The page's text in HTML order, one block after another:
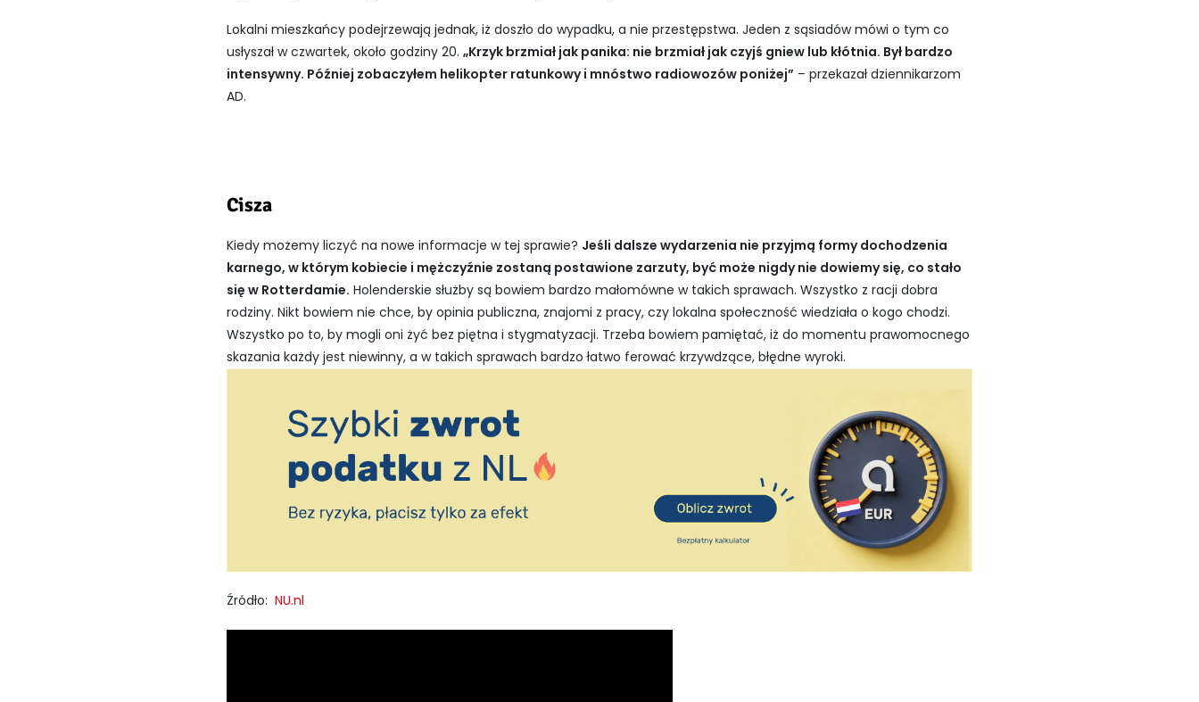
Lokalni mieszkańcy podejrzewają jednak, iż doszło do wypadku, a nie przestępstwa. Jeden z sąsiadów mówi o tym co
usłyszał w czwartek, około godziny 20. „Krzyk brzmiał jak panika: nie brzmiał jak czyjś gniew lub kłótnia. Był bardzo
intensywny. Później zobaczyłem helikopter ratunkowy i mnóstwo radiowozów poniżej” – przekazał dziennikarzom
AD.
Cisza
Kiedy możemy liczyć na nowe informacje w tej sprawie? Jeśli dalsze wydarzenia nie przyjmą formy dochodzenia
karnego, w którym kobiecie i mężczyźnie zostaną postawione zarzuty, być może nigdy nie dowiemy się, co stało
się w Rotterdamie. Holenderskie służby są bowiem bardzo małomówne w takich sprawach. Wszystko z racji dobra
rodziny. Nikt bowiem nie chce, by opinia publiczna, znajomi z pracy, czy lokalna społeczność wiedziała o kogo chodzi.
Wszystko po to, by mogli oni żyć bez piętna i stygmatyzacji. Trzeba bowiem pamiętać, iż do momentu prawomocnego
skazania każdy jest niewinny, a w takich sprawach bardzo łatwo ferować krzywdzące, błędne wyroki.
Źródło: NU.nl